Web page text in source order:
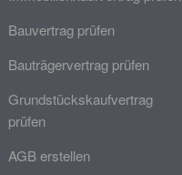
Bauvertrag prüfen
Bauträgervertrag prüfen
Grundstückskaufvertrag
prüfen
AGB erstellen